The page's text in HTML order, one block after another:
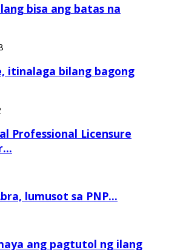
bisa ang batas na
itinalaga bilang bagong
Professional Licensure
lumusot sa PNP...
ang pagtutol ng ilang